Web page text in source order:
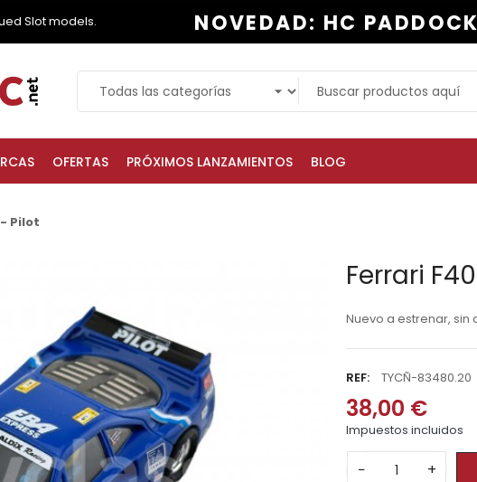
Slot models. NOVEDAD: HC PADDOCK
OFERTAS PRÓXIMOS LANZAMIENTOS BLOG
Pilot
Ferrari
Nuevo a estrenar, sin
REF: TYCÑ-83480.20
38,00 €
Impuestos incluidos
− +